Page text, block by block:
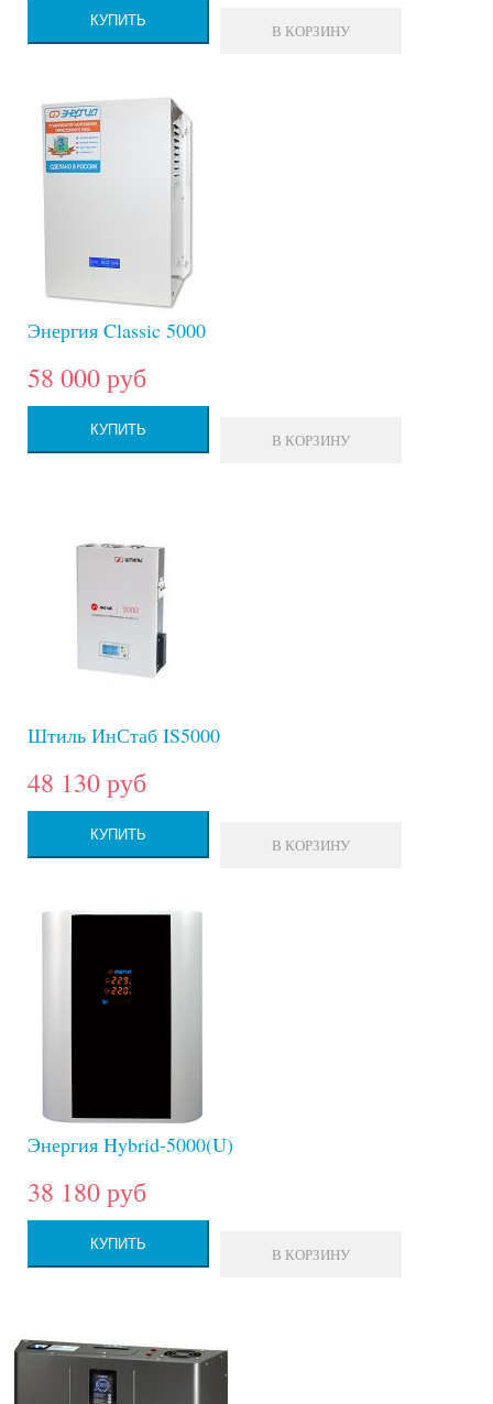
КУПИТЬ
В КОРЗИНУ
Энергия Classic 5000
58 000 руб
КУПИТЬ
В КОРЗИНУ
Штиль ИнСтаб IS5000
48 130 руб
КУПИТЬ
В КОРЗИНУ
Энергия Hybrid-5000(U)
38 180 руб
КУПИТЬ
В КОРЗИНУ